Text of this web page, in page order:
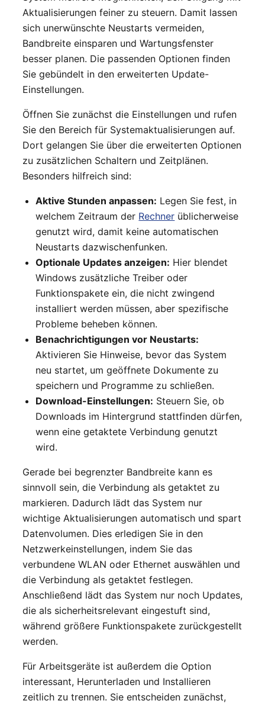
Aktualisierungen feiner zu steuern. Damit lassen
sich unerwünschte Neustarts vermeiden,
Bandbreite einsparen und Wartungsfenster
besser planen. Die passenden Optionen finden
Sie gebündelt in den erweiterten Update-
Einstellungen.
Öffnen Sie zunächst die Einstellungen und rufen
Sie den Bereich für Systemaktualisierungen auf.
Dort gelangen Sie über die erweiterten Optionen
zu zusätzlichen Schaltern und Zeitplänen.
Besonders hilfreich sind:
Aktive Stunden anpassen: Legen Sie fest, in
welchem Zeitraum der Rechner üblicherweise
genutzt wird, damit keine automatischen
Neustarts dazwischenfunken.
Optionale Updates anzeigen: Hier blendet
Windows zusätzliche Treiber oder
Funktionspakete ein, die nicht zwingend
installiert werden müssen, aber spezifische
Probleme beheben können.
Benachrichtigungen vor Neustarts:
Aktivieren Sie Hinweise, bevor das System
neu startet, um geöffnete Dokumente zu
speichern und Programme zu schließen.
Download-Einstellungen: Steuern Sie, ob
Downloads im Hintergrund stattfinden dürfen,
wenn eine getaktete Verbindung genutzt
wird.
Gerade bei begrenzter Bandbreite kann es
sinnvoll sein, die Verbindung als getaktet zu
markieren. Dadurch lädt das System nur
wichtige Aktualisierungen automatisch und spart
Datenvolumen. Dies erledigen Sie in den
Netzwerkeinstellungen, indem Sie das
verbundene WLAN oder Ethernet auswählen und
die Verbindung als getaktet festlegen.
Anschließend lädt das System nur noch Updates,
die als sicherheitsrelevant eingestuft sind,
während größere Funktionspakete zurückgestellt
werden.
Für Arbeitsgeräte ist außerdem die Option
interessant, Herunterladen und Installieren
zeitlich zu trennen. Sie entscheiden zunächst,